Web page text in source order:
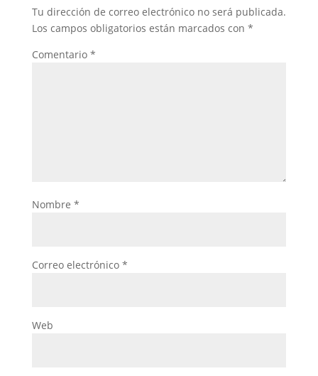
Tu dirección de correo electrónico no será publicada.
Los campos obligatorios están marcados con *
Comentario *
Nombre *
Correo electrónico *
Web